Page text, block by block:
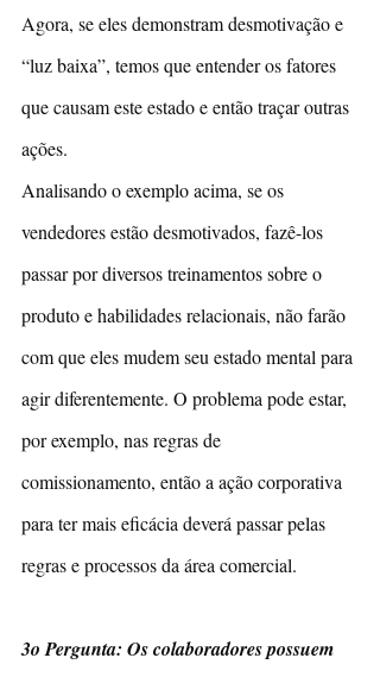
Agora, se eles demonstram desmotivação e
“luz baixa”, temos que entender os fatores
que causam este estado e então traçar outras
ações.
Analisando o exemplo acima, se os
vendedores estão desmotivados, fazê-los
passar por diversos treinamentos sobre o
produto e habilidades relacionais, não farão
com que eles mudem seu estado mental para
agir diferentemente. O problema pode estar,
por exemplo, nas regras de
comissionamento, então a ação corporativa
para ter mais eficácia deverá passar pelas
regras e processos da área comercial.
3o Pergunta: Os colaboradores possuem